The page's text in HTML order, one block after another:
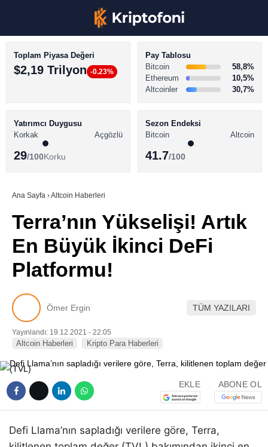
Youtube
TikTok
BİTCOİN HABERLERİ
ALTCOİN HABERLERİ
SÖZLÜK
Toplam Piyasa Değeri
$2,19 Trilyon -0.23%
Pay Tablosu
Bitcoin
58,8%
Ethereum
10,5%
Altcoinler
30,7%
Yatırımcı Duygusu
Korkak
Açgözlü
29/100Korku
Sezon Endeksi
Bitcoin
Altcoin
41.7/100
Ana Sayfa ›Altcoin Haberleri
Terra’nın Yükselişi! Artık
En Büyük İkinci DeFi
Platformu!
Ömer Ergin TÜM YAZILARI
Yayınlandı: 19.12.2021 - 22:05
Altcoin Haberleri Kripto Para Haberleri
EKLE ABONE OL
Defi Llama’nın sapladığı verilere göre, Terra,